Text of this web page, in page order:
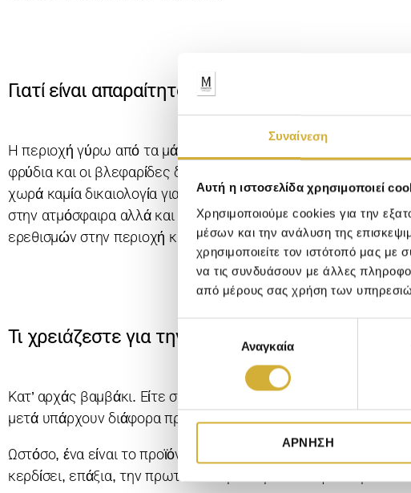
Συναίνεση
Αυτή η ιστοσελίδα χρησιμοποιεί
Χρησιμοποιούμε cookies για την
μέσων και την ανάλυση της
χρησιμοποιείτε τον ιστότοπό μας
να τις συνδυάσουν με άλλες
από μέρους σας χρήση των
γ
σ
υ
Αναγκαία
ΆΡΝΗΣΗ
Γιατί είναι απαραίτητο το ντεμακιγιάζ;
Η περιοχή γύρω από τα μάτια έχει περίπου την πενταπλάσια
φρύδια και οι βλεφαρίδες δε, είναι
χωρά καμία δικαιολογία για να μην γίνεται κάθε βράδυ),
στην ατμόσφαιρα αλλά και η λιπαρότητα που εκκρίνεται από
ερεθισμών στην περιοχή και η επιδερμίδα διατηρείται καθαρή
Τι χρειάζεστε για την αφαίρεση του μακιγιάζ
Κατ’ αρχάς βαμβάκι. Είτε στην μορφή δίσκων είτε στην μορφή
μετά υπάρχουν διάφορα προϊόντα στην αγορά που μπορείτε να
Ωστόσο, ένα είναι το προϊόν που πρωταγωνιστεί τα τελευταία
κερδίσει, επάξια, την πρωτοκαθεδρία. Πρόκειται για το